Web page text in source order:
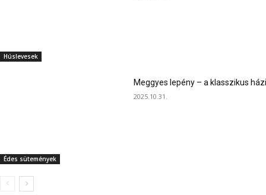
Húslevesek
Édes sütemények
Meggyes lepény – a klasszikus
2025.10.31.